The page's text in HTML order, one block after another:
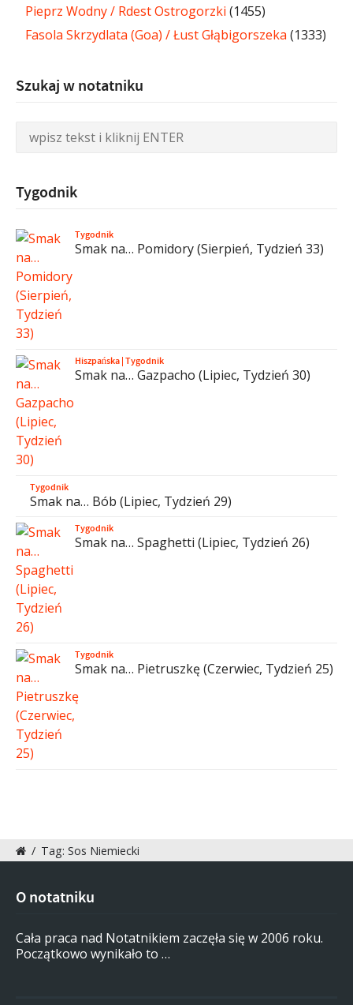
Pieprz Wodny / Rdest Ostrogorzki (1455)
Fasola Skrzydlata (Goa) / Łust Głąbigorszeka (1333)
Szukaj w notatniku
Tygodnik
Tygodnik
Smak na… Pomidory (Sierpień, Tydzień 33)
Hiszpańska|Tygodnik
Smak na… Gazpacho (Lipiec, Tydzień 30)
Tygodnik
Smak na… Bób (Lipiec, Tydzień 29)
Tygodnik
Smak na… Spaghetti (Lipiec, Tydzień 26)
Tygodnik
Smak na… Pietruszkę (Czerwiec, Tydzień 25)
/ Tag: Sos Niemiecki
O notatniku
Cała praca nad Notatnikiem zaczęła się w 2006 roku.
Początkowo wynikało to …